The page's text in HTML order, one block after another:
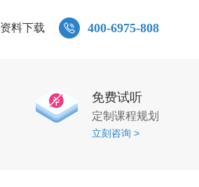
资料下载 400-6975-808
免费试听
定制课程规划
立刻咨询 >